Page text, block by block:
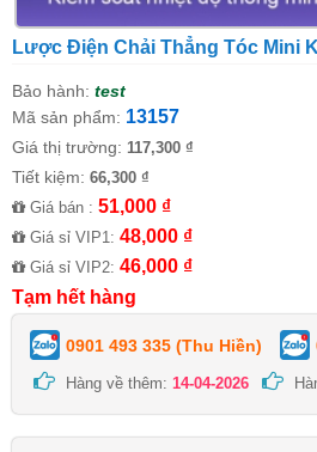
Lược Điện Chải Thẳng Tóc Mini
Bảo hành: test
Mã sản phẩm: 13157
Giá thị trường: 117,300 ₫
Tiết kiệm: 66,300 ₫
Giá bán : 51,000 ₫
Giá sỉ VIP1: 48,000 ₫
Giá sỉ VIP2: 46,000 ₫
Tạm hết hàng
0901 493 335 (Thu Hiền)
Hàng về thêm: 14-04-2026